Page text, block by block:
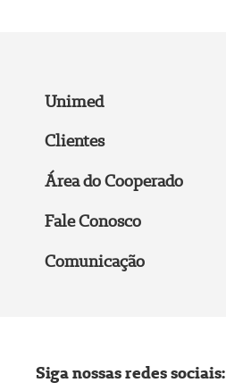
Unimed
Clientes
Área do Cooperado
Fale Conosco
Comunicação
Siga nossas redes sociais: